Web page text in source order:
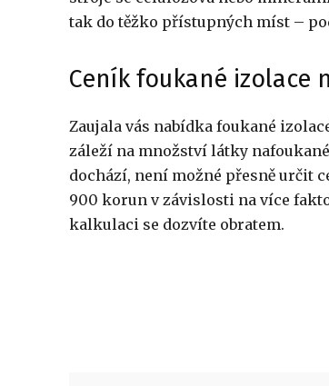
tak do těžko přístupných míst –
Ceník foukané izolace
Zaujala vás nabídka foukané
záleží na množství látky
dochází, není možné přesně určit
900 korun v závislosti na více
kalkulaci se dozvíte obratem.